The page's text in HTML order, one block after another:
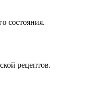
состояния.
рецептов.